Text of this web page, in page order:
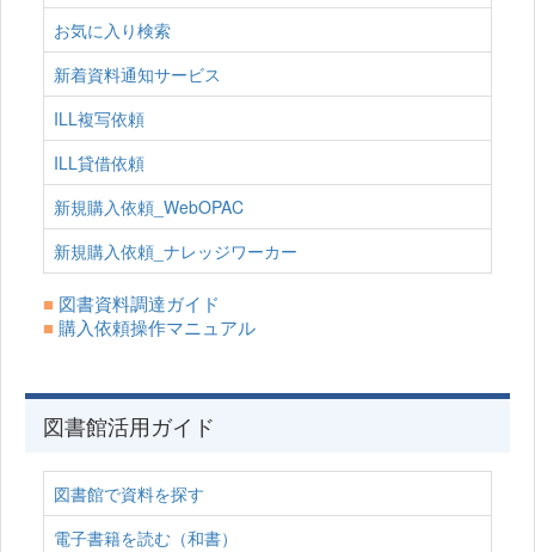
お気に入り検索
新着資料通知サービス
ILL複写依頼
ILL貸借依頼
新規購入依頼_WebOPAC
新規購入依頼_ナレッジワーカー
■ 図書資料調達ガイド
■購入依頼操作マニュアル
図書館活用ガイド
図書館で資料を探す
電子書籍を読む（和書）